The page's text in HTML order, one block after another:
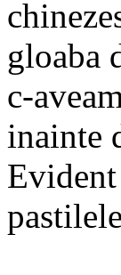
gloaba
c-
inainte